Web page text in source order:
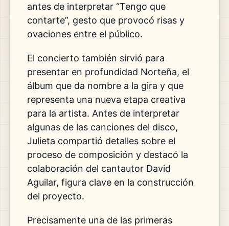
antes de interpretar “Tengo que
contarte”, gesto que provocó risas y
ovaciones entre el público.
El concierto también sirvió para
presentar en profundidad Norteña, el
álbum que da nombre a la gira y que
representa una nueva etapa creativa
para la artista. Antes de interpretar
algunas de las canciones del disco,
Julieta compartió detalles sobre el
proceso de composición y destacó la
colaboración del cantautor David
Aguilar, figura clave en la construcción
del proyecto.
Precisamente una de las primeras